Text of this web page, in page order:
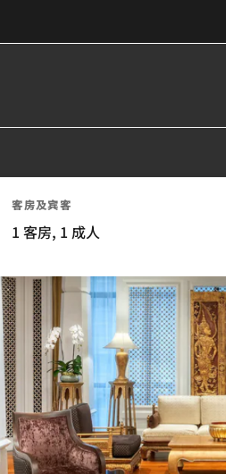
客房及宾客
1 客房, 1 成人